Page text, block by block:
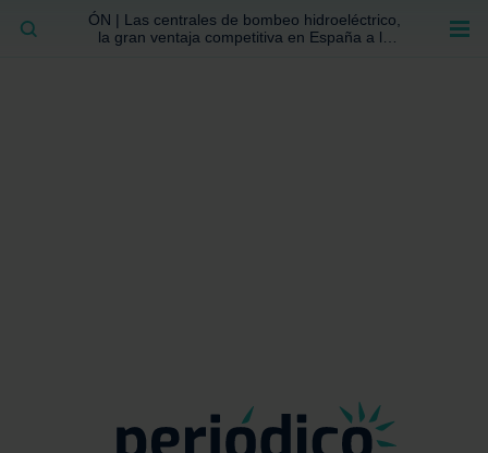
ÓN | Las centrales de bombeo hidroeléctrico,
la gran ventaja competitiva en España a la
BUSCAR